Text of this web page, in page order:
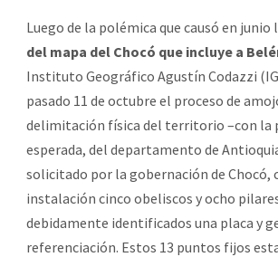
Luego de la polémica que causó en junio l
del mapa del Chocó que incluye a
Instituto Geográfico Agustín Codazzi
pasado 11 de octubre el proceso de
delimitación física del territorio –con la
esperada, del departamento de
solicitado por la gobernación de Chocó,
instalación cinco obeliscos y ocho
debidamente identificados una placa y
referenciación. Estos 13 puntos fijos